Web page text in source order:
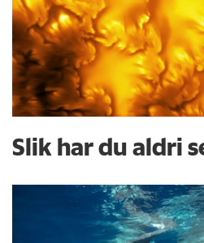
Slik har du aldri